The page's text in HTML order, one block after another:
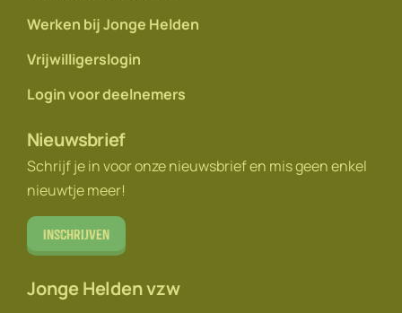
Werken bij Jonge Helden
Vrijwilligerslogin
Login voor deelnemers
Nieuwsbrief
Schrijf je in voor onze nieuwsbrief en mis geen enkel
nieuwtje meer!
Inschrijven
Jonge Helden vzw